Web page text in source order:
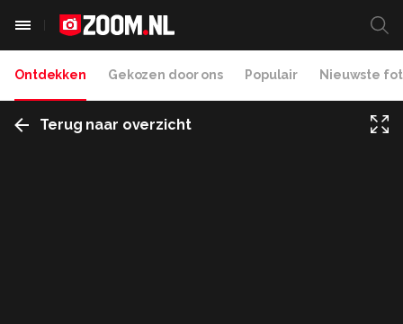
Ontdekken Gekozen door ons Populair Nieuwste
Terug naar overzicht